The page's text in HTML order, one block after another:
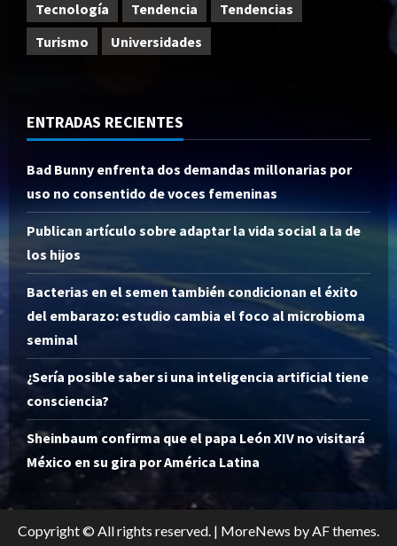
Tecnología
Tendencia
Tendencias
Turismo
Universidades
ENTRADAS RECIENTES
Bad Bunny enfrenta dos demandas millonarias por
uso no consentido de voces femeninas
Publican artículo sobre adaptar la vida social a la de
los hijos
Bacterias en el semen también condicionan el éxito
del embarazo: estudio cambia el foco al microbioma
seminal
¿Sería posible saber si una inteligencia artificial tiene
consciencia?
Sheinbaum confirma que el papa León XIV no visitará
México en su gira por América Latina
Copyright © All rights reserved. | MoreNews by AF themes.